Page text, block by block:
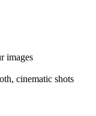
images
cinematic shots